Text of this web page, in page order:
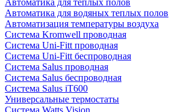
Автоматика для водяных теплых полов
Автоматизация температуры воздуха
Система Kromwell проводная
Система Uni-Fitt проводная
Система Uni-Fitt беспроводная
Система Salus проводная
Система Salus беспроводная
Система Salus iT600
Универсальные термостаты
Система Watts Vision